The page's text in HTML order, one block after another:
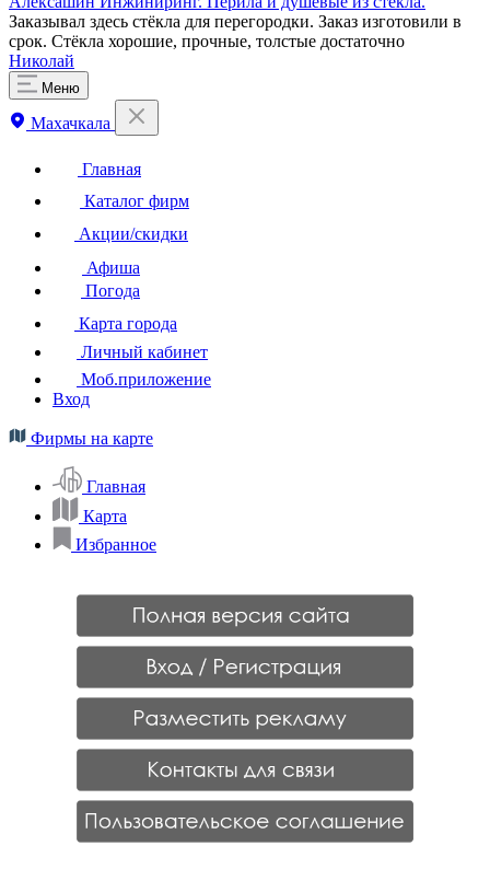
Заказывал здесь стёкла для перегородки. Заказ изготовили в
срок. Стёкла хорошие, прочные, толстые достаточно
Николай
Меню
Махачкала
Главная
Каталог фирм
Акции/скидки
Афиша
Погода
Карта города
Личный кабинет
Моб.приложение
Вход
Фирмы на карте
Главная
Карта
Избранное